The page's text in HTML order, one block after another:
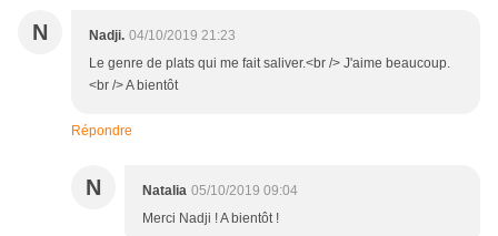
N Nadji. 04/10/2019 21:23
Le genre de plats qui me fait saliver.<br /> J'aime beaucoup.
<br /> A bientôt
Répondre
N Natalia 05/10/2019 09:04
Merci Nadji ! A bientôt !